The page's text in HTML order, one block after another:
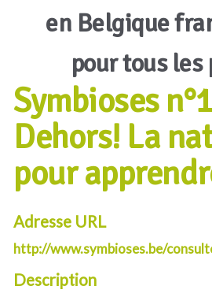
en Belgique
pour tous les
Symbioses
Dehors! La
pour
Adresse URL
http://www.symbioses.be/
Description